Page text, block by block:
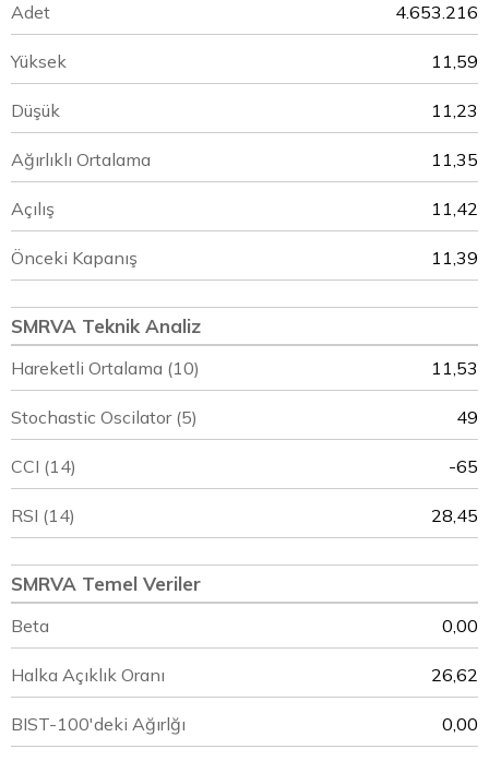
Adet 4.653.216
Yüksek 11,59
Düşük 11,23
Ağırlıklı Ortalama 11,35
Açılış 11,42
Önceki Kapanış 11,39
SMRVA Teknik Analiz
Hareketli Ortalama (10) 11,53
Stochastic Oscilator (5) 49
CCI (14) -65
RSI (14) 28,45
SMRVA Temel Veriler
Beta 0,00
Halka Açıklık Oranı 26,62
BIST-100'deki Ağırlğı 0,00